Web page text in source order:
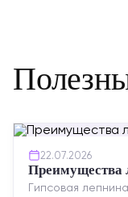
22.07.2026
Преимущества
Гипсовая